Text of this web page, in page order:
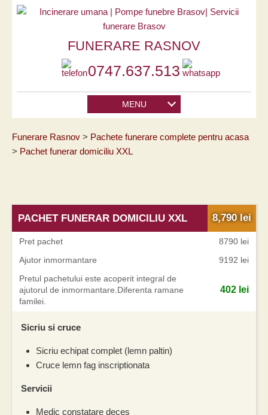
FUNERARE RASNOV
0747.637.513
MENU
Funerare Rasnov
Pachete funerare complete pentru acasa
Pachet funerar domiciliu XXL
PACHET FUNERAR DOMICILIU XXL 8,790lei
Pret pachet
8790 lei
Ajutor inmormantare
9192 lei
Pretul pachetului este acoperit integral de
ajutorul de inmormantare.Diferenta ramane
familei.
402 lei
Sicriu si cruce
Sicriu echipat complet (lemn paltin)
Cruce lemn fag inscriptionata
Servicii
Medic constatare deces